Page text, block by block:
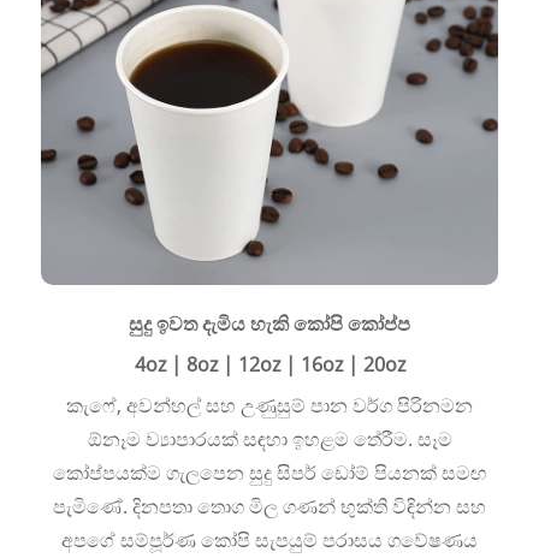
සුදු ඉවත දැමිය හැකි කෝපි කෝප්ප
4oz | 8oz | 12oz | 16oz | 20oz
කැෆේ, අවන්හල් සහ උණුසුම් පාන වර්ග පිරිනමන
ඕනෑම ව්‍යාපාරයක් සඳහා ඉහළම තේරීම. සෑම
කෝප්පයක්ම ගැලපෙන සුදු සිපර් ඩෝම් පියනක් සමඟ
පැමිණේ. දිනපතා තොග මිල ගණන් භුක්ති විඳින්න සහ
අපගේ සම්පූර්ණ කෝපි සැපයුම් පරාසය ගවේෂණය